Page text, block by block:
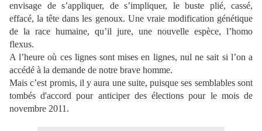
envisage de s’appliquer, de s’impliquer, le buste plié, cassé,
effacé, la tête dans les genoux. Une vraie modification génétique
de la race humaine, qu’il jure, une nouvelle espèce, l’homo
flexus.
A l’heure où ces lignes sont mises en lignes, nul ne sait si l’on a
accédé à la demande de notre brave homme.
Mais c’est promis, il y aura une suite, puisque ses semblables sont
tombés d'accord pour anticiper des élections pour le mois de
novembre 2011.